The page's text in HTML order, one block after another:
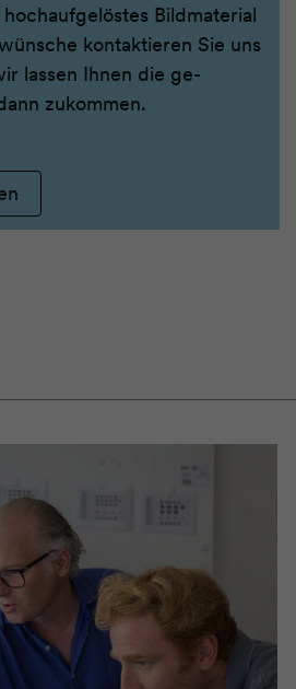
Bild­material
kon­taktieren Sie uns
lassen Ihnen die ge­
zu­kommen.